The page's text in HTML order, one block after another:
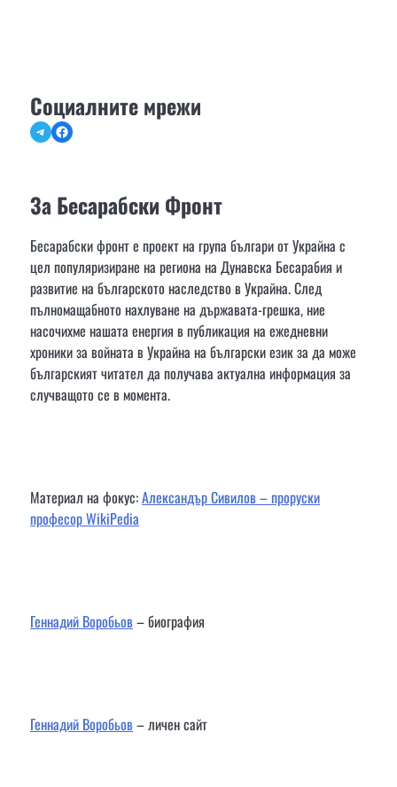
Социалните мрежи
TelegramFacebook
За Бесарабски Фронт
Бесарабски фронт е проект на група българи от Украйна с
цел популяризиране на региона на Дунавска Бесарабия и
развитие на българското наследство в Украйна. След
пълномащабното нахлуване на държавата-грешка, ние
насочихме нашата енергия в публикация на ежедневни
хроники за войната в Украйна на български език за да може
българският читател да получава актуална информация за
случващото се в момента.
Материал на фокус:Александър Сивилов – проруски
професор WikiPedia
Геннадий Воробьов– биография
Геннадий Воробьов– личен сайт